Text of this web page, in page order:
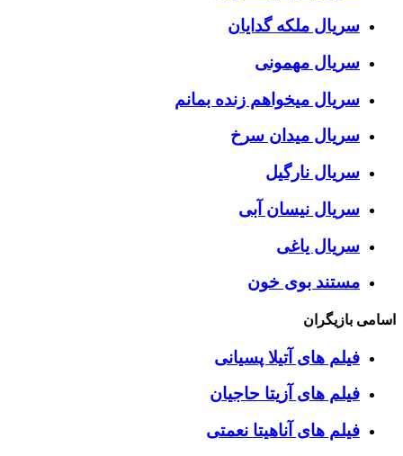
سریال ملکه گدایان
سریال مهمونی
سریال میخواهم زنده بمانم
سریال میدان سرخ
سریال نارگیل
سریال نیسان آبی
سریال یاغی
مستند بوی خون
اسامی بازیگران
فیلم های آتیلا پسیانی
فیلم های آزیتا حاجیان
فیلم های آناهیتا نعمتی